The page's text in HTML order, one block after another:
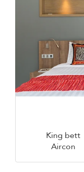
King bett
Aircon